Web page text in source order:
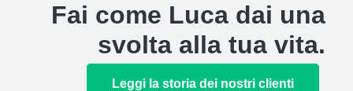
Fai come Luca dai una
svolta alla tua vita.
Leggi la storia dei nostri clienti